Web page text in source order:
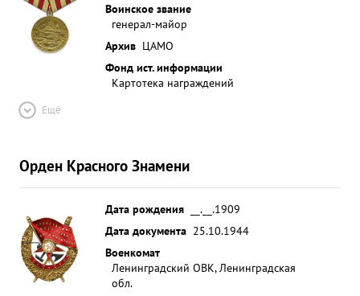
Воинское звание
генерал-майор
Архив ЦАМО
Фонд ист. информации
Картотека награждений
Ещё
Орден Красного Знамени
Дата рождения
__.__.1909
Дата документа 25.10.1944
Военкомат
Ленинградский ОВК, Ленинградская
обл.